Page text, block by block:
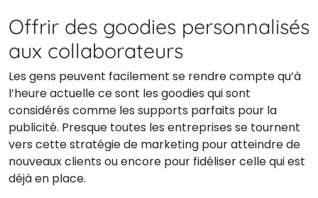
Offrir des goodies personnalisés
aux collaborateurs
Les gens peuvent facilement se rendre compte qu’à
l’heure actuelle ce sont les goodies qui sont
considérés comme les supports parfaits pour la
publicité. Presque toutes les entreprises se tournent
vers cette stratégie de marketing pour atteindre de
nouveaux clients ou encore pour fidéliser celle qui est
déjà en place.